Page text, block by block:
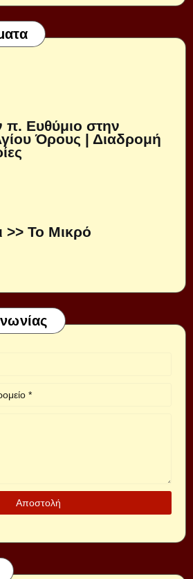
π. Ευθύμιο στην
Όρους | Διαδρομή
>> Το Μικρό